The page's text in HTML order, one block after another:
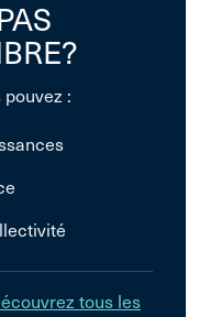
pouvez :
tous les